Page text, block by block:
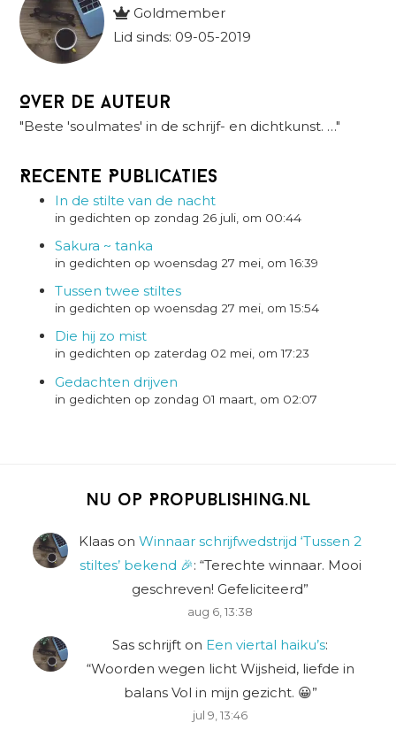
Goldmember
Lid sinds: 09-05-2019
Over de auteur
"Beste 'soulmates' in de schrijf- en dichtkunst. …"
Recente Publicaties
In de stilte van de nacht
in gedichten op zondag 26 juli, om 00:44
Sakura ~ tanka
in gedichten op woensdag 27 mei, om 16:39
Tussen twee stiltes
in gedichten op woensdag 27 mei, om 15:54
Die hij zo mist
in gedichten op zaterdag 02 mei, om 17:23
Gedachten drijven
in gedichten op zondag 01 maart, om 02:07
Nu op Propublishing.nl
Klaas on Winnaar schrijfwedstrijd ‘Tussen 2
stiltes’ bekend 🎉: “Terechte winnaar. Mooi
geschreven! Gefeliciteerd”
aug 6, 13:38
Sas schrijft on Een viertal haiku’s:
“Woorden wegen licht Wijsheid, liefde in
balans Vol in mijn gezicht. 😀”
jul 9, 13:46